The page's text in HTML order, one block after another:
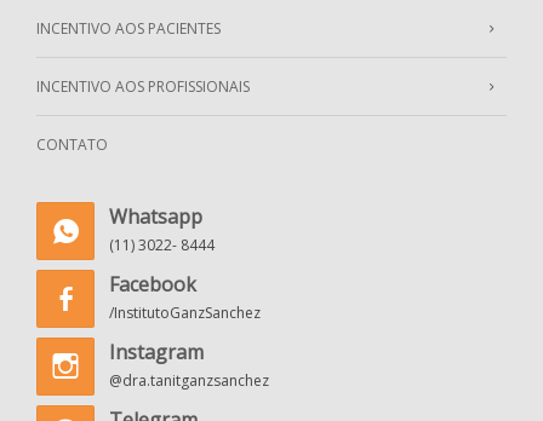
INCENTIVO AOS PACIENTES
INCENTIVO AOS PROFISSIONAIS
CONTATO
Whatsapp
(11) 3022- 8444
Facebook
/InstitutoGanzSanchez
Instagram
@dra.tanitganzsanchez